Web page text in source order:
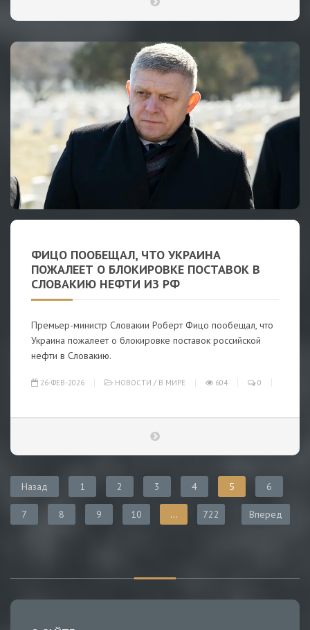
ФИЦО ПООБЕЩАЛ, ЧТО УКРАИНА
ПОЖАЛЕЕТ О БЛОКИРОВКЕ ПОСТАВОК В
СЛОВАКИЮ НЕФТИ ИЗ РФ
Премьер-министр Словакии Роберт Фицо пообещал, что
Украина пожалеет о блокировке поставок российской
нефти в Словакию.
26-ФЕВ-2026 НОВОСТИ / В МИРЕ 604 0
Назад 1 2 3 4 5 6
7 8 9 10 ... 722 Вперед